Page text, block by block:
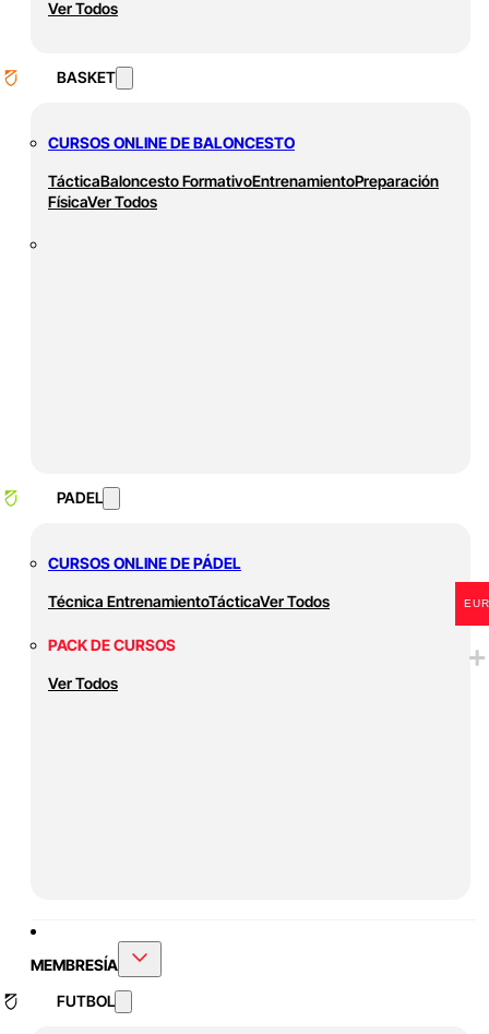
Ver Todos
BASKET
CURSOS ONLINE DE BALONCESTO
TácticaBaloncesto FormativoEntrenamientoPreparación
FísicaVer Todos
PADEL
CURSOS ONLINE DE PÁDEL
Técnica EntrenamientoTácticaVer Todos
PACK DE CURSOS
Ver Todos
MEMBRESÍA
FUTBOL
EUR